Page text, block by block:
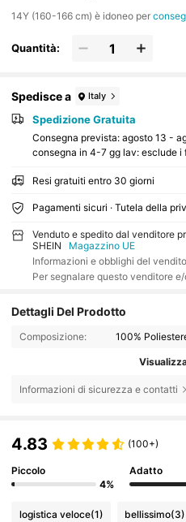
14Y (160-166 cm) è idoneo per
Quantità:
Spedisce a Italy
Spedizione Gratuita
Consegna prevista: agosto 13 -
consegna in 4-7 gg lav: esclude i
Resi gratuiti entro 30 giorni
Pagamenti sicuri · Tutela della
Venduto e spedito dal venditore
SHEIN
Magazzino UE
Informazioni e obblighi del
Per segnalare questo venditore
Dettagli Del Prodotto
Composizione: 100%
Informazioni di sicurezza e contatti
4.83 (100+)
Piccolo
4%
Adatto
logistica veloce(1) bellissimo(3)